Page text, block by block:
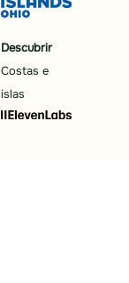
Descubrir
Costas e
islas